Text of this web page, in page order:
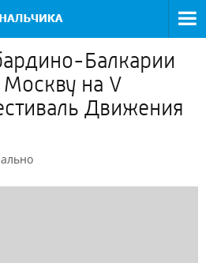
Балкарии
Москву на V
Движения